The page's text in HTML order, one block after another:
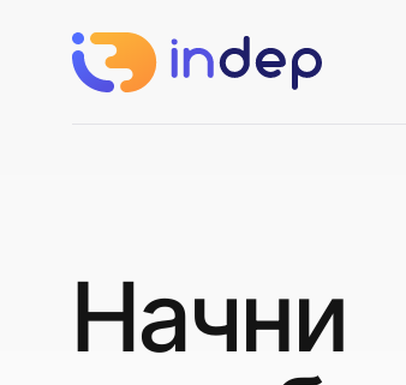
Начни